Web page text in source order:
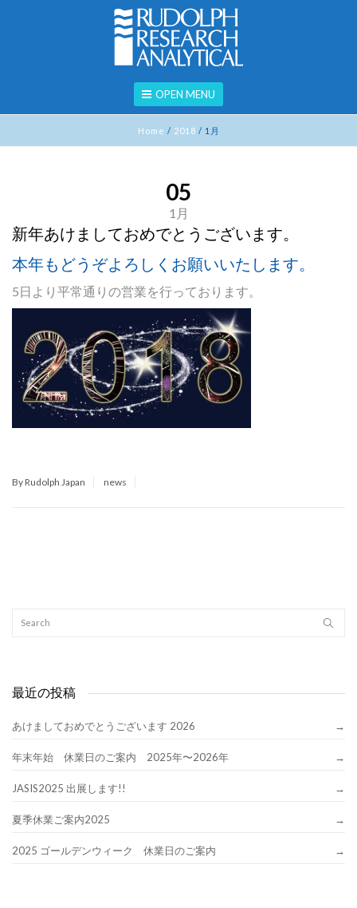
OPEN MENU
Home / 2018 / 1月
05
1月
新年あけましておめでとうございます。
本年もどうぞよろしくお願いいたします。
5日より平常通りの営業を行っております。
By Rudolph Japan news
最近の投稿
あけましておめでとうございます 2026
年末年始 休業日のご案内 2025年〜2026年
JASIS2025 出展します!!
夏季休業ご案内2025
2025 ゴールデンウィーク 休業日のご案内